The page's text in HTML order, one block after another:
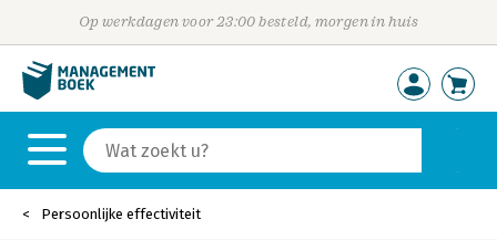
Op werkdagen voor 23:00 besteld, morgen in huis
Persoonlijke effectiviteit